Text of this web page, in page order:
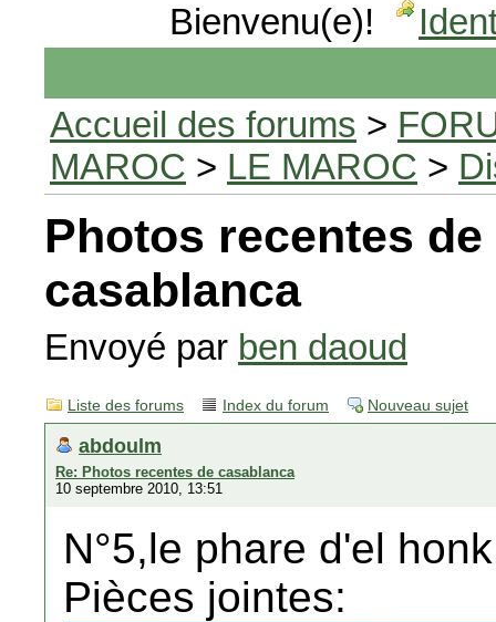
Bienvenu(e)!
Accueil des forums >
MAROC > LE MAROC >
Photos recentes de
casablanca
Envoyé par ben daoud
Liste des forums Index du forum Nouveau sujet
abdoulm
Re: Photos recentes de casablanca
10 septembre 2010, 13:51
N°5,le phare d'el
Pièces jointes: